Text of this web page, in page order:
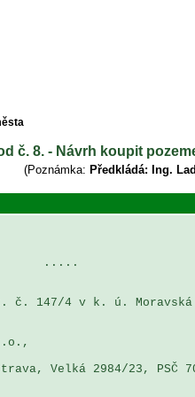
č. 8. - Návrh koupit
(Poznámka: Předkládá: Ing.
.....
č. 147/4 v k. ú. Moravská
Velká 2984/23, PSČ